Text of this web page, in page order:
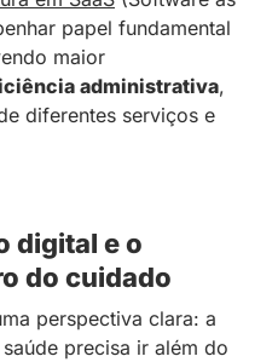
papel fundamental
maior
administrativa,
diferentes serviços e
digital e o
do cuidado
perspectiva clara: a
precisa ir além do